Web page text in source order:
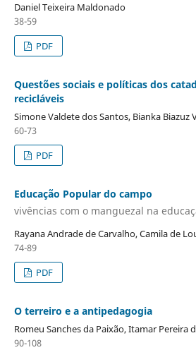
Daniel Teixeira Maldonado
38-59
PDF
Questões sociais e políticas dos
recicláveis
Simone Valdete dos Santos, Bianka Biazuz
60-73
PDF
Educação Popular do campo
vivências com o manguezal na
Rayana Andrade de Carvalho, Camila de
74-89
PDF
O terreiro e a antipedagogia
Romeu Sanches da Paixão, Itamar Pereira
90-108